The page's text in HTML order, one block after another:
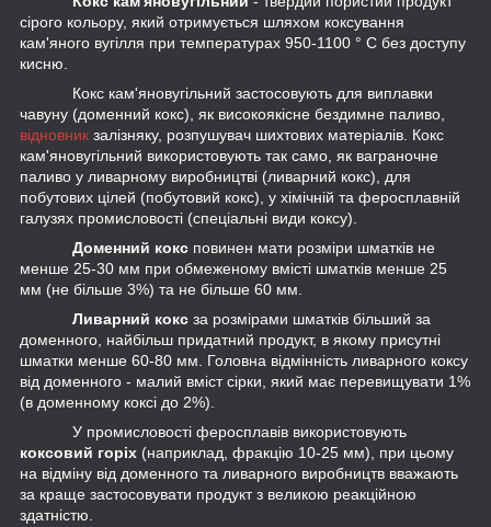
сірого кольору, який отримується шляхом коксування
кам'яного вугілля при температурах 950-1100 ° С без доступу
кисню.
Кокс кам'яновугільний застосовують для виплавки
чавуну (доменний кокс), як високоякісне бездимне паливо,
відновник залізняку, розпушувач шихтових матеріалів. Кокс
кам'яновугільний використовують так само, як ваграночне
паливо у ливарному виробництві (ливарний кокс), для
побутових цілей (побутовий кокс), у хімічній та феросплавній
галузях промисловості (спеціальні види коксу).
Доменний кокс повинен мати розміри шматків не
менше 25-30 мм при обмеженому вмісті шматків менше 25
мм (не більше 3%) та не більше 60 мм.
Ливарний кокс за розмірами шматків більший за
доменного, найбільш придатний продукт, в якому присутні
шматки менше 60-80 мм. Головна відмінність ливарного коксу
від доменного - малий вміст сірки, який має перевищувати 1%
(в доменному коксі до 2%).
У промисловості феросплавів використовують
коксовий горіх (наприклад, фракцію 10-25 мм), при цьому
на відміну від доменного та ливарного виробництв вважають
за краще застосовувати продукт з великою реакційною
здатністю.